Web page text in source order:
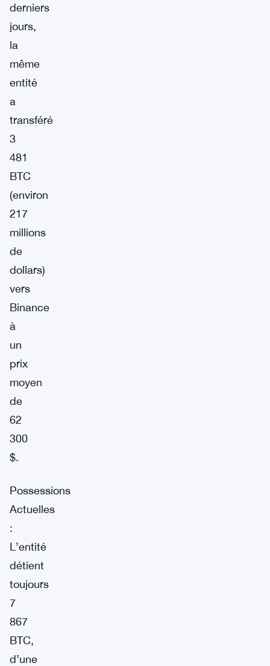
derniers
jours,
la
même
entité
a
transféré
3
481
BTC
(environ
217
millions
de
dollars)
vers
Binance
à
un
prix
moyen
de
62
300
$.
Possessions
Actuelles
:
L’entité
détient
toujours
7
867
BTC,
d’une